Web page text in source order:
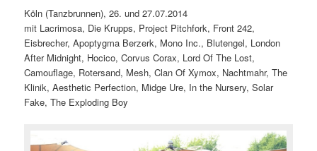
Köln (Tanzbrunnen), 26. und 27.07.2014
mit Lacrimosa, Die Krupps, Project Pitchfork, Front 242,
Eisbrecher, Apoptygma Berzerk, Mono Inc., Blutengel, London
After Midnight, Hocico, Corvus Corax, Lord Of The Lost,
Camouflage, Rotersand, Mesh, Clan Of Xymox, Nachtmahr, The
Klinik, Aesthetic Perfection, Midge Ure, In the Nursery, Solar
Fake, The Exploding Boy